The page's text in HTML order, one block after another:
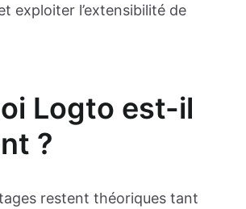
exploiter l’extensibilité de
Logto est-il
?
restent théoriques tant